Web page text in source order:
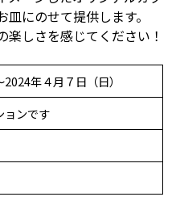
にのせて提供します。
しさを感じてください！
年４月７日（日）
ンです